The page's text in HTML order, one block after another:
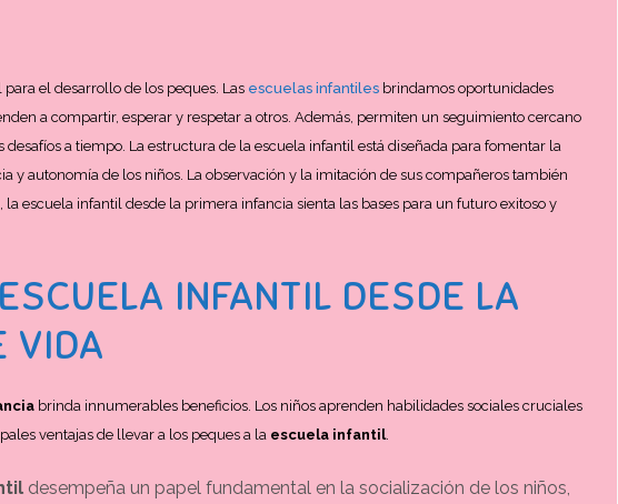
para el desarrollo de los peques. Las escuelas infantiles brindamos oportunidades
a compartir, esperar y respetar a otros. Además, permiten un seguimiento cercano
a tiempo. La estructura de la escuela infantil está diseñada para fomentar la
y autonomía de los niños. La observación y la imitación de sus compañeros también
escuela infantil desde la primera infancia sienta las bases para un futuro exitoso y
INFANTIL DESDE LA
VIDA
brinda innumerables beneficios. Los niños aprenden habilidades sociales cruciales
ventajas de llevar a los peques a la escuela infantil.
desempeña un papel fundamental en la socialización de los niños,